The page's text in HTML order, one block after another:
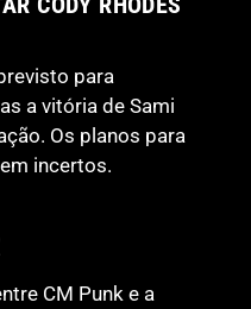
para
a vitória de Sami
Os planos para
incertos.
CM Punk e a